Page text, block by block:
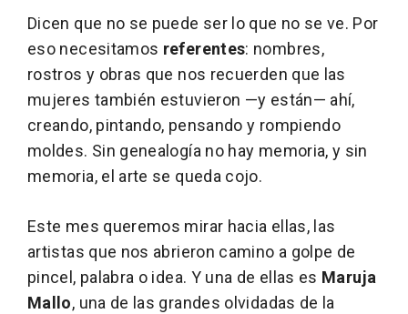
Dicen que no se puede ser lo que no se ve. Por
eso necesitamos referentes: nombres,
rostros y obras que nos recuerden que las
mujeres también estuvieron —y están— ahí,
creando, pintando, pensando y rompiendo
moldes. Sin genealogía no hay memoria, y sin
memoria, el arte se queda cojo.
Este mes queremos mirar hacia ellas, las
artistas que nos abrieron camino a golpe de
pincel, palabra o idea. Y una de ellas es Maruja
Mallo, una de las grandes olvidadas de la